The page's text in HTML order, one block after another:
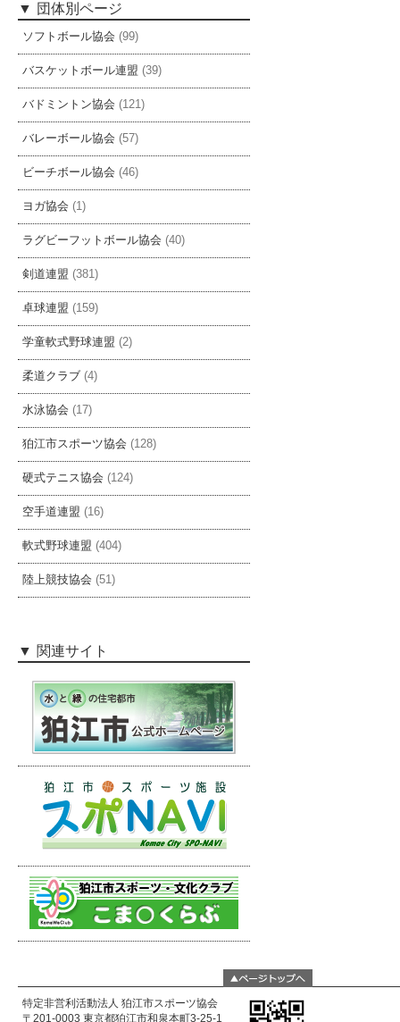
団体別ページ
ソフトボール協会 (99)
バスケットボール連盟 (39)
バドミントン協会 (121)
バレーボール協会 (57)
ビーチボール協会 (46)
ヨガ協会 (1)
ラグビーフットボール協会 (40)
剣道連盟 (381)
卓球連盟 (159)
学童軟式野球連盟 (2)
柔道クラブ (4)
水泳協会 (17)
狛江市スポーツ協会 (128)
硬式テニス協会 (124)
空手道連盟 (16)
軟式野球連盟 (404)
陸上競技協会 (51)
関連サイト
特定非営利活動法人 狛江市スポーツ協会
〒201-0003 東京都狛江市和泉本町3-25-1